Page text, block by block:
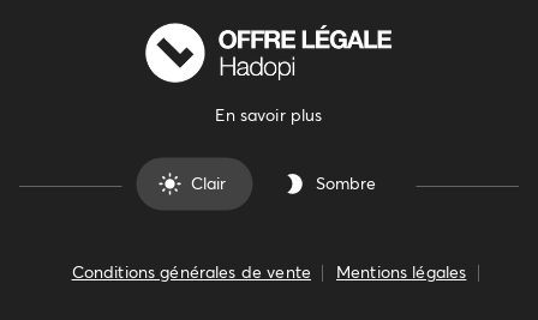
En savoir plus
Clair Sombre
Conditions générales de vente Mentions légales